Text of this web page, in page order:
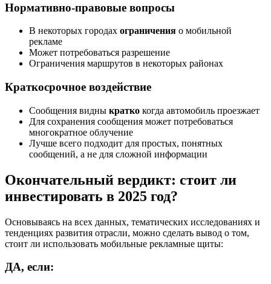
Нормативно-правовые вопросы
В некоторых городах ограничения о мобильной
рекламе
Может потребоваться разрешение
Ограничения маршрутов в некоторых районах
Краткосрочное воздействие
Сообщения видны кратко когда автомобиль проезжает
Для сохранения сообщения может потребоваться
многократное облучение
Лучше всего подходит для простых, понятных
сообщений, а не для сложной информации
Окончательный вердикт: стоит ли
инвестировать в 2025 год?
Основываясь на всех данных, тематических исследованиях и
тенденциях развития отрасли, можно сделать вывод о том,
стоит ли использовать мобильные рекламные щиты:
ДА, если: